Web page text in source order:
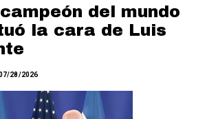
del mundo
la cara de Luis
28/2026